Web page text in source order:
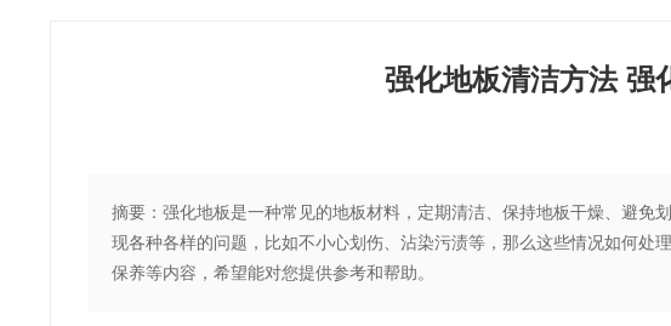
强化地板清洁方法 强
摘要：强化地板是一种常见的地板材料，定期清洁、保持地板干燥、避免
现各种各样的问题，比如不小心划伤、沾染污渍等，那么这些情况如何处
保养等内容，希望能对您提供参考和帮助。